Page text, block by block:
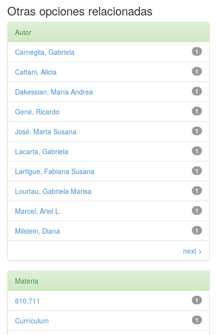
Otras opciones relacionadas
Autor
1
Carneglia, Gabriela
1
Cattani, Alicia
1
Dakessian, María Andrea
1
Gené, Ricardo
1
José, Marta Susana
1
Lacarta, Gabriela
1
Lartigue, Fabiana Susana
1
Lourtau, Gabriela Marisa
1
Marcel, Ariel L.
1
Milstein, Diana
next >
Materia
1
610.711
1
Currículum